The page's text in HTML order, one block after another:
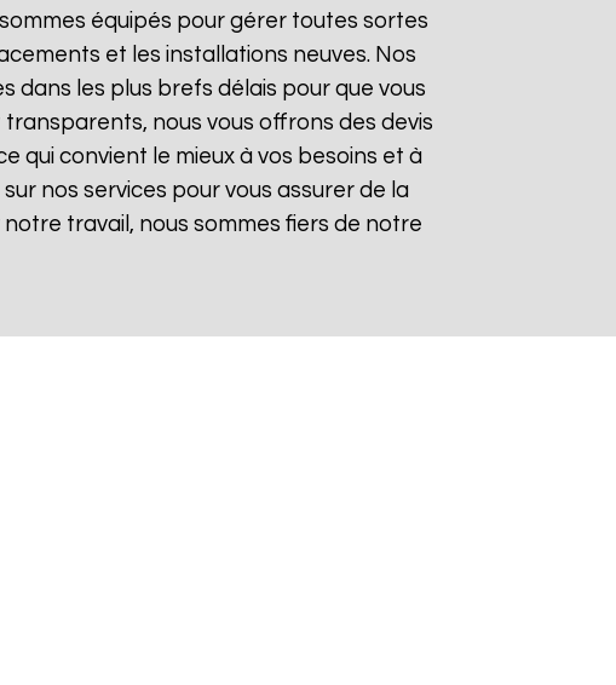
équipés pour gérer toutes sortes
et les installations neuves. Nos
dans les plus brefs délais pour que vous
nous vous offrons des devis
qui convient le mieux à vos besoins et à
nos services pour vous assurer de la
travail, nous sommes fiers de notre